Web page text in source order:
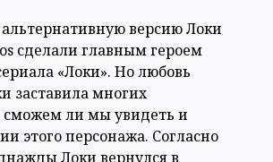
версию Локи
сделали главным героем
«Локи». Но любовь
заставила многих
сможем ли мы увидеть и
этого персонажа. Согласно
Локи вернулся в